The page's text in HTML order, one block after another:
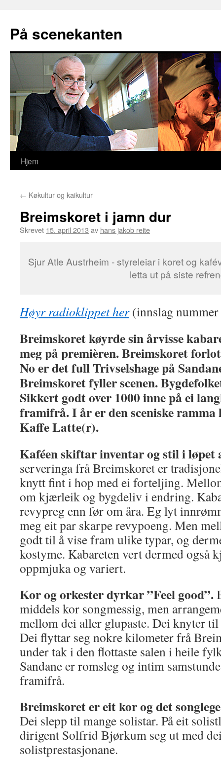
På scenekanten
Hopp
innhold
Hjem
← Køkultur og kaikultur
Breimskoret i jamn dur
Skrevet 15. april 2013 av hans jakob reite
Sjur Atle Austrheim - styreleiar i koret og
letta ut på siste
Høyr radioklippet her(innslag
Breimskoret køyrde sin årvisse
meg på premièren. Breimskoret
No er det full Trivselshage på
Breimskoret fyller scenen.
Sikkert godt over 1000 inne på ei
framifrå. I år er den sceniske
Kaffe Latte(r).
Kaféen skiftar inventar og stil i løpet
serveringa frå Breimskoret er
knytt fint i hop med ei forteljing.
om kjærleik og bygdeliv i endring.
revypreg enn før om åra. Eg lyt
meg eit par skarpe revypoeng. Men
godt til å vise fram ulike typar, og
kostyme. Kabareten vert dermed også
oppmjuka og variert.
Kor og orkester dyrkar ”Feel good”.
middels kor songmessig, men
mellom dei aller glupaste. Dei knyter til
Dei flyttar seg nokre kilometer frå
under tak i den flottaste salen i heile
Sandane er romsleg og intim
framifrå.
Breimskoret er eit kor og det
Dei slepp til mange solistar. På eit
dirigent Solfrid Bjørkum seg ut med
solistprestasjonane.